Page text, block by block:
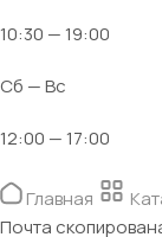
10:30 — 19:00
Сб — Вс
12:00 — 17:00
Главная
Почта